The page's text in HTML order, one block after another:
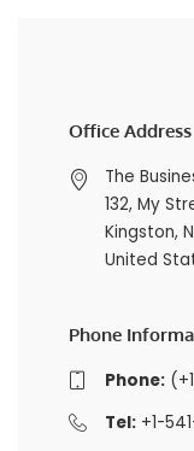
Office Address
The
132, My
Kingston,
United
Phone
Phone:
Tel:+1-